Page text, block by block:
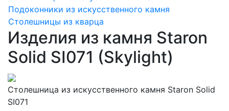
Подоконники из искусственного камня
Столешницы из кварца
Изделия из камня Staron
Solid SI071 (Skylight)
Столешница из искусственного камня Staron Solid
SI071